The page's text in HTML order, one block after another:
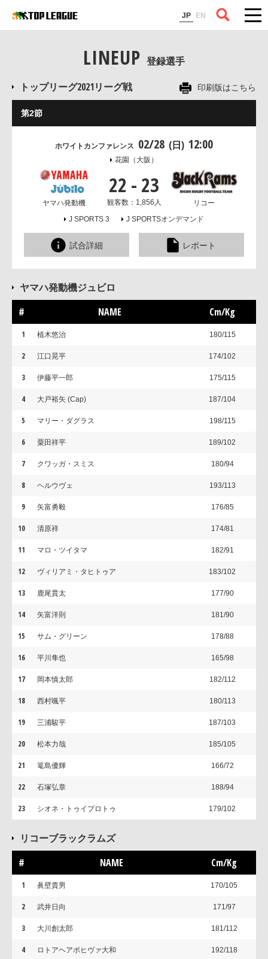
JP EN
コラム
LINEUP 登録選手
印刷版はこちら
トップリーグ2021リーグ戦
第2節
ホワイトカンファレンス 02/28 (日) 12:00
花園 （大阪）
ヤマハ発動機
22 - 23
観客数：1,856人
リコー
J SPORTS 3
J SPORTSオンデマンド
試合詳細 レポート
ヤマハ発動機ジュビロ
#
NAME Cm/Kg
1 植木悠治 180/115
2 江口晃平 174/102
3 伊藤平一郎 175/115
4 大戸裕矢 (Cap) 187/104
5 マリー・ダグラス 198/115
6 粟田祥平 189/102
7 クワッガ・スミス 180/94
8 ヘルウヴェ 193/113
9 矢富勇毅 176/85
10 清原祥 174/81
11 マロ・ツイタマ 182/91
12 ヴィリアミ・タヒトゥア 183/102
13 鹿尾貫太 177/90
14 矢富洋則 181/90
15 サム・グリーン 178/88
16 平川隼也 165/98
17 岡本慎太郎 182/112
18 西村颯平 180/113
19 三浦駿平 187/103
20 松本力哉 185/105
21 篭島優輝 166/72
22 石塚弘章 188/94
23 シオネ・トゥイプロトゥ 179/102
リコーブラックラムズ
#
NAME Cm/Kg
1 眞壁貴男 170/105
2 武井日向 171/97
3 大川創太郎 181/112
4 ロトアヘアポヒヴァ大和 192/118